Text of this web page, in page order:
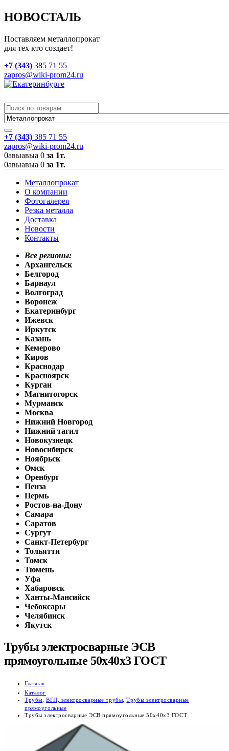
НОВОСТАЛЬ
Поставляем металлопрокат
для тех кто создает!
+7 (343) 385 71 55
zapros@wiki-prom24.ru
+7 (343) 385 71 55
zapros@wiki-prom24.ru
0авыавыа 0 за 1т.
0авыавыа 0 за 1т.
Металлопрокат
О компании
Фотогалерея
Резка металла
Доставка
Новости
Контакты
Все регионы:
Архангельск
Белгород
Барнаул
Волгоград
Воронеж
Екатеринбург
Ижевск
Иркутск
Казань
Кемерово
Киров
Краснодар
Красноярск
Курган
Магнитогорск
Мурманск
Москва
Нижний Новгород
Нижний тагил
Новокузнецк
Новосибирск
Ноябрьск
Омск
Оренбург
Пенза
Пермь
Ростов-на-Дону
Самара
Саратов
Сургут
Санкт-Петербург
Тольятти
Томск
Тюмень
Уфа
Хабаровск
Ханты-Мансийск
Чебоксары
Челябинск
Якутск
Трубы электросварные ЭСВ
прямоугольные 50х40х3 ГОСТ
Главная
Каталог
Трубы ,ВГП, электросварные трубы ,Трубы электросварные
прямоугольные
Трубы электросварные ЭСВ прямоугольные 50х40х3 ГОСТ